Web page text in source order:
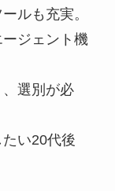
ルも充実。
ージェント機
、選別が必
たい20代後